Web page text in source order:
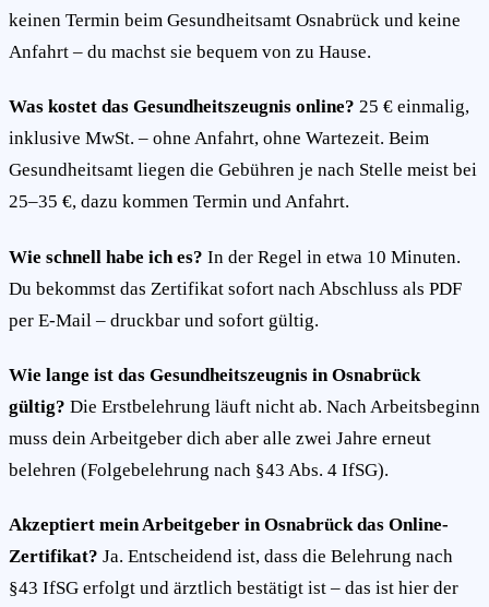
keinen Termin beim Gesundheitsamt Osnabrück und keine
Anfahrt – du machst sie bequem von zu Hause.
Was kostet das Gesundheitszeugnis online? 25 € einmalig,
inklusive MwSt. – ohne Anfahrt, ohne Wartezeit. Beim
Gesundheitsamt liegen die Gebühren je nach Stelle meist bei
25–35 €, dazu kommen Termin und Anfahrt.
Wie schnell habe ich es? In der Regel in etwa 10 Minuten.
Du bekommst das Zertifikat sofort nach Abschluss als PDF
per E-Mail – druckbar und sofort gültig.
Wie lange ist das Gesundheitszeugnis in Osnabrück
gültig? Die Erstbelehrung läuft nicht ab. Nach Arbeitsbeginn
muss dein Arbeitgeber dich aber alle zwei Jahre erneut
belehren (Folgebelehrung nach §43 Abs. 4 IfSG).
Akzeptiert mein Arbeitgeber in Osnabrück das Online-
Zertifikat? Ja. Entscheidend ist, dass die Belehrung nach
§43 IfSG erfolgt und ärztlich bestätigt ist – das ist hier der